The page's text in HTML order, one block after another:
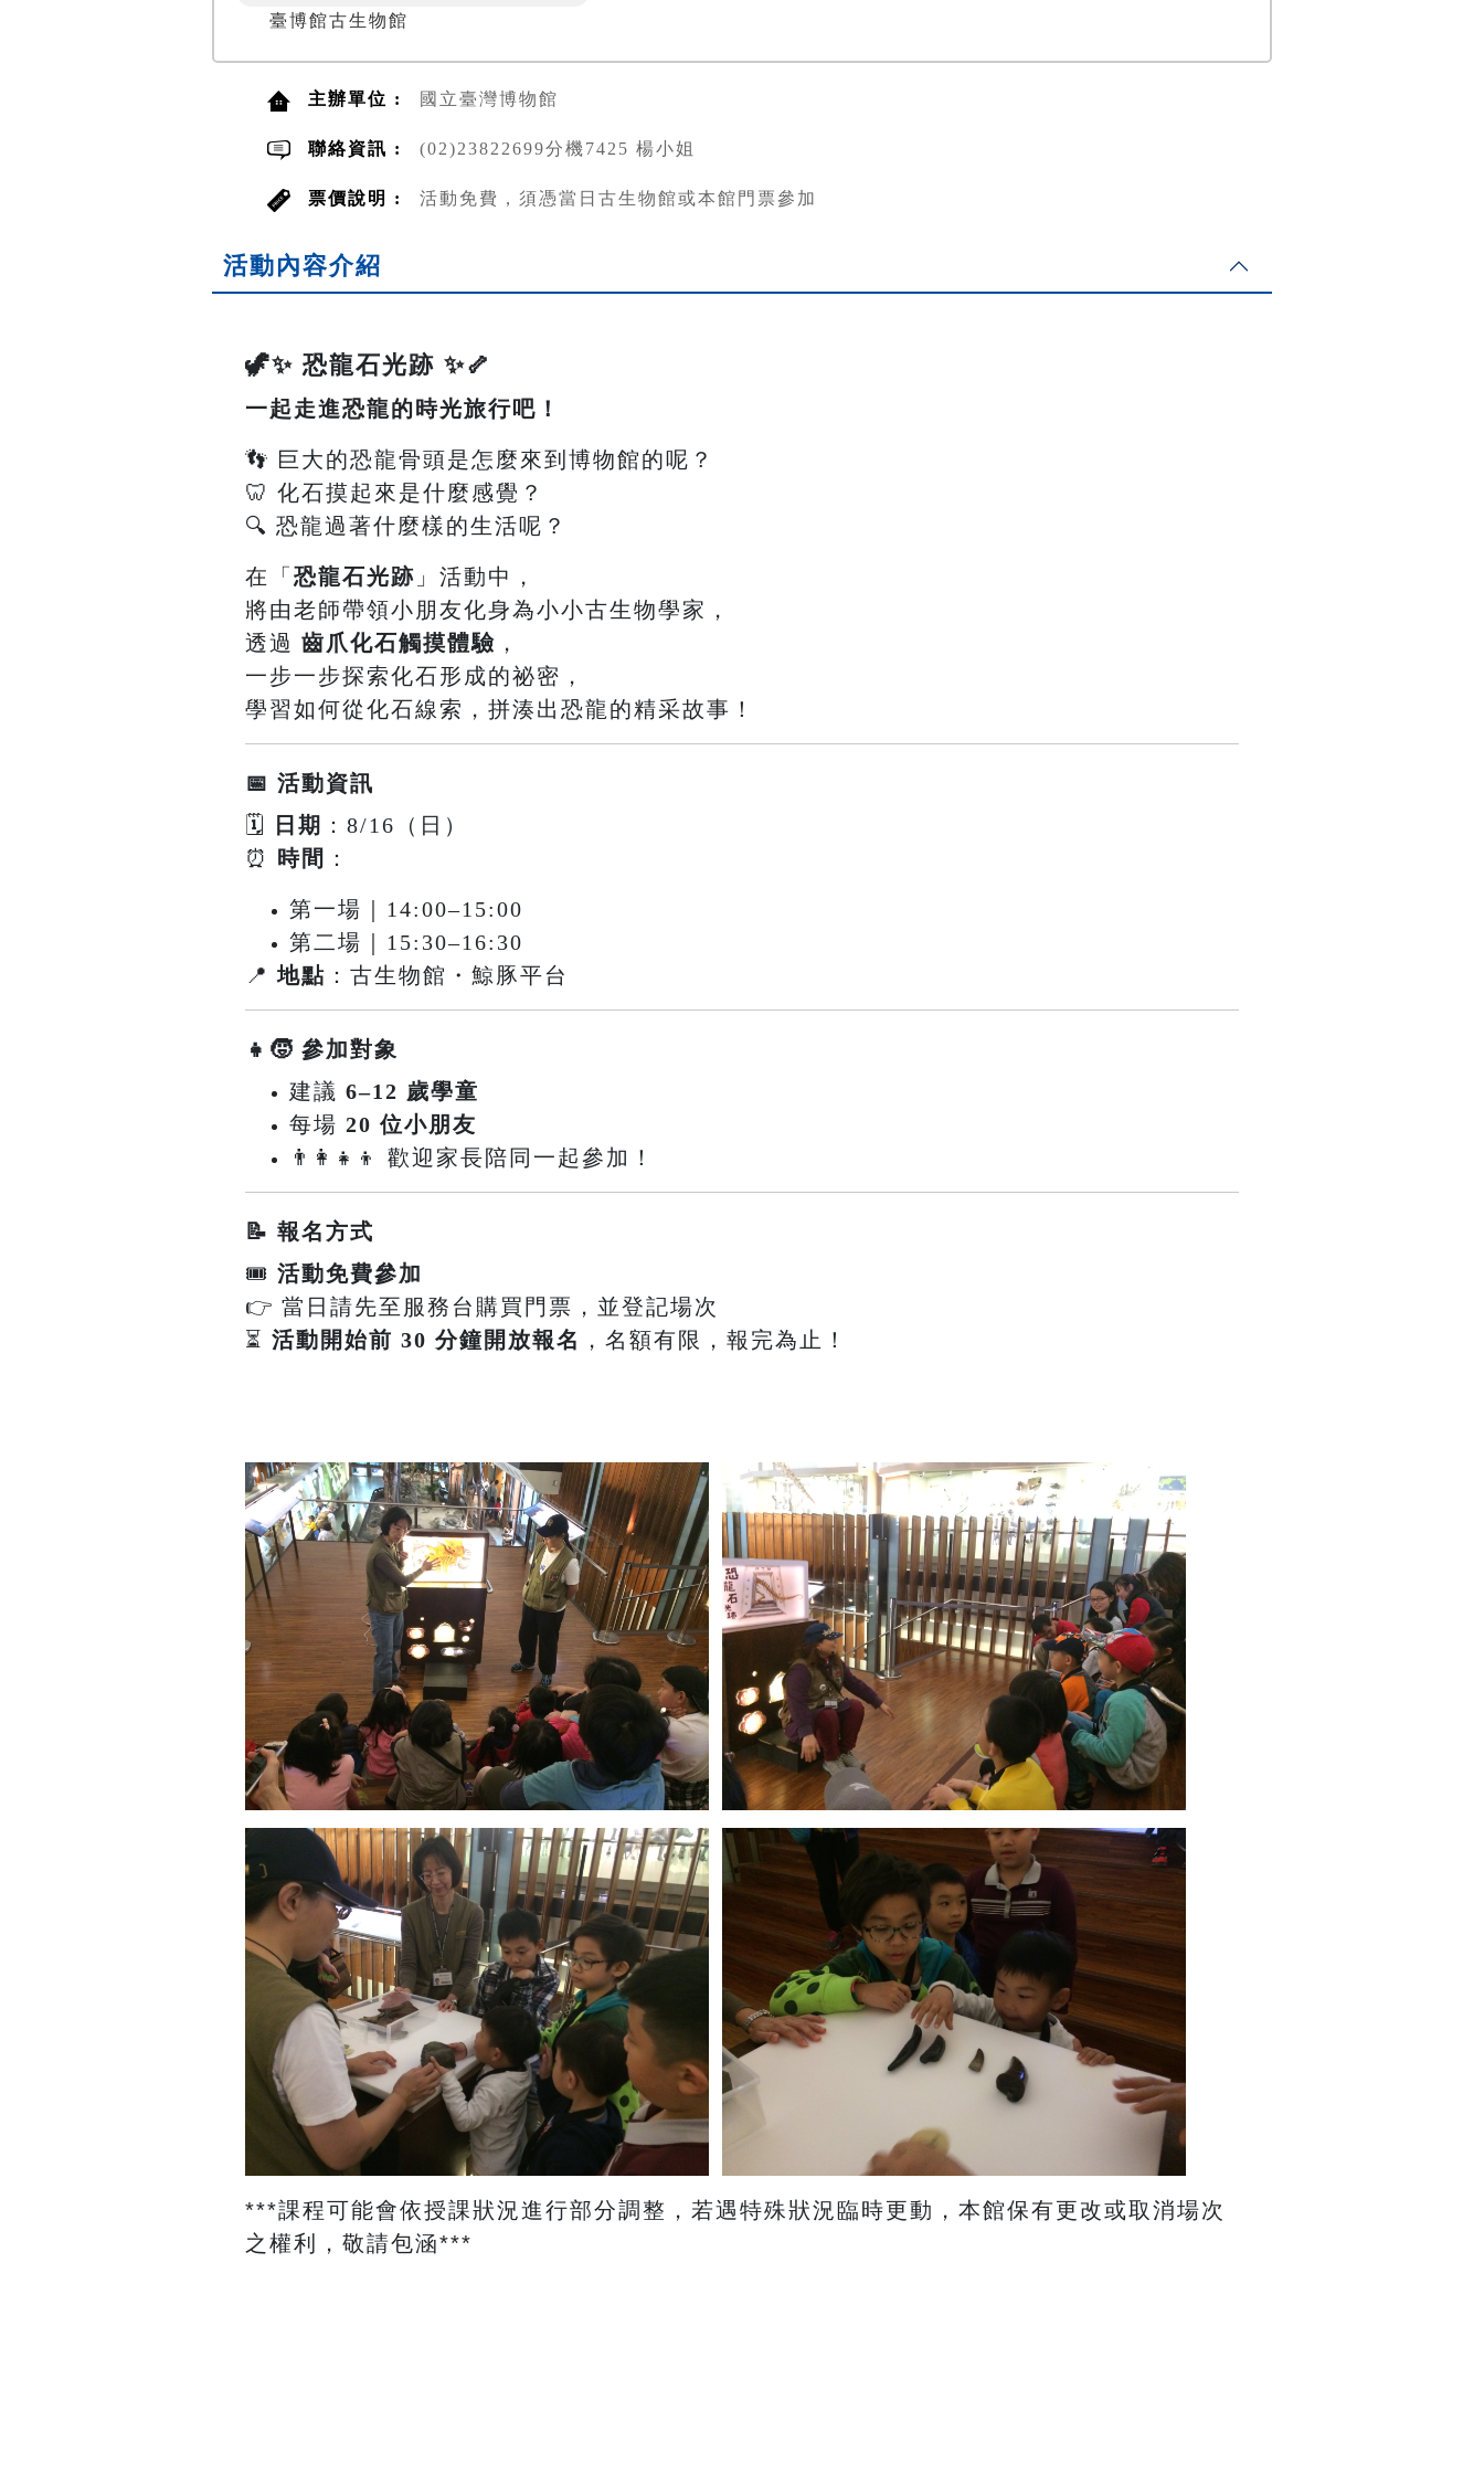
臺博館古生物館
主辦單位 : 國立臺灣博物館
聯絡資訊 : (02)23822699分機7425 楊小姐
票價說明 : 活動免費，須憑當日古生物館或本館門票參加
活動內容介紹
🦖✨ 恐龍石光跡 ✨🦴
一起走進恐龍的時光旅行吧！
👣 巨大的恐龍骨頭是怎麼來到博物館的呢？
🦷 化石摸起來是什麼感覺？
🔍 恐龍過著什麼樣的生活呢？
在「 恐龍石光跡 」活動中，
將由老師帶領小朋友化身為小小古生物學家，
透過 齒爪化石觸摸體驗 ，
一步一步探索化石形成的祕密，
學習如何從化石線索，拼湊出恐龍的精采故事！
📅 活動資訊
🗓
日期 ：8/16（日）
⏰
時間 ：
第一場｜14:00–15:00
第二場｜15:30–16:30
📍地點 ：古生物館・鯨豚平台
👧🧒 參加對象
建議 6–12 歲學童
每場 20 位小朋友
👨‍👩‍👧‍👦 歡迎家長陪同一起參加！
📝 報名方式
🎟 活動免費參加
👉 當日請先至服務台購買門票，並登記場次
⏳ 活動開始前 30 分鐘開放報名 ，名額有限，報完為止！
​***課程可能會依授課狀況進行部分調整，若遇特殊狀況臨時更動，本館保有更改或取消場次
之權利，敬請包涵***